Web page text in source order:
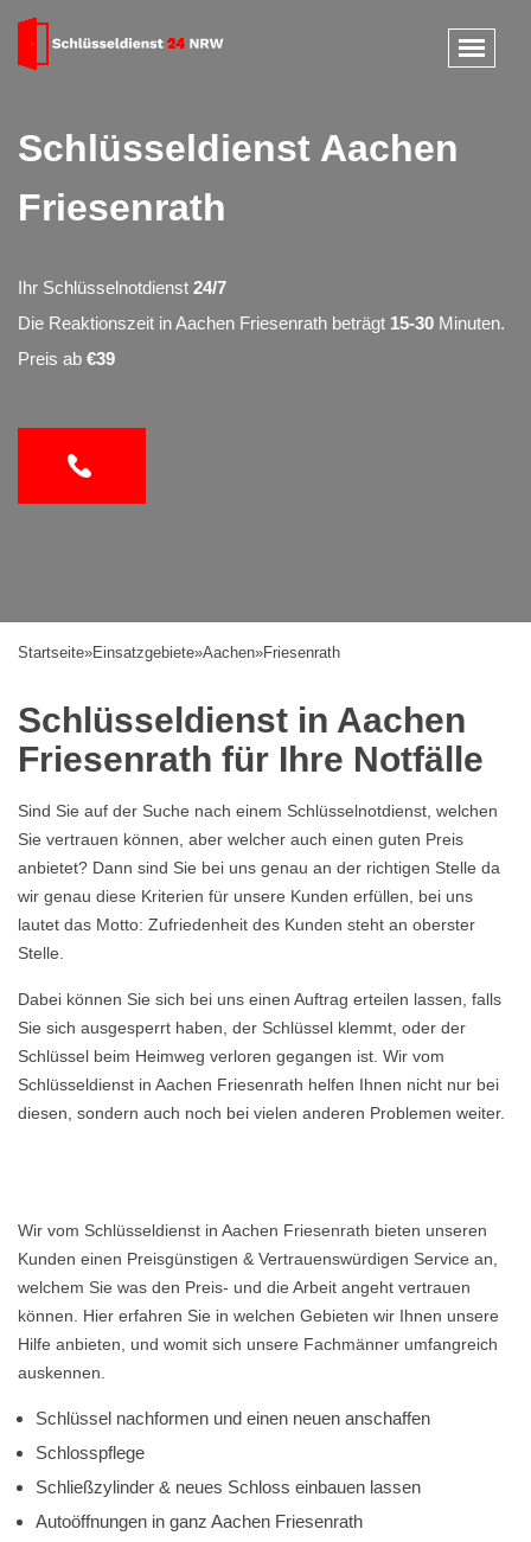
Schlüsseldienst Aachen
Friesenrath
Ihr Schlüsselnotdienst 24/7
Die Reaktionszeit in Aachen Friesenrath beträgt 15-30 Minuten.
Preis ab €39
Startseite»Einsatzgebiete»Aachen»Friesenrath
Schlüsseldienst in Aachen
Friesenrath für Ihre Notfälle
Sind Sie auf der Suche nach einem Schlüsselnotdienst, welchen
Sie vertrauen können, aber welcher auch einen guten Preis
anbietet? Dann sind Sie bei uns genau an der richtigen Stelle da
wir genau diese Kriterien für unsere Kunden erfüllen, bei uns
lautet das Motto: Zufriedenheit des Kunden steht an oberster
Stelle.
Dabei können Sie sich bei uns einen Auftrag erteilen lassen, falls
Sie sich ausgesperrt haben, der Schlüssel klemmt, oder der
Schlüssel beim Heimweg verloren gegangen ist. Wir vom
Schlüsseldienst in Aachen Friesenrath helfen Ihnen nicht nur bei
diesen, sondern auch noch bei vielen anderen Problemen weiter.
Wir vom Schlüsseldienst in Aachen Friesenrath bieten unseren
Kunden einen Preisgünstigen & Vertrauenswürdigen Service an,
welchem Sie was den Preis- und die Arbeit angeht vertrauen
können. Hier erfahren Sie in welchen Gebieten wir Ihnen unsere
Hilfe anbieten, und womit sich unsere Fachmänner umfangreich
auskennen.
Schlüssel nachformen und einen neuen anschaffen
Schlosspflege
Schließzylinder & neues Schloss einbauen lassen
Autoöffnungen in ganz Aachen Friesenrath